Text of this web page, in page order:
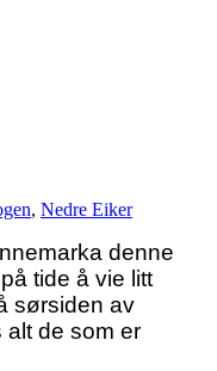
, Nedre Eiker
denne
tide å vie litt
sørsiden av
alt de som er